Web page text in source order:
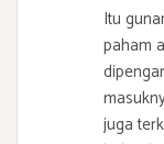
Itu
paham
juga